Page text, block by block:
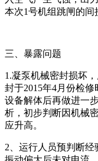
本次1号机组跳闸的间
三、暴露问题
1.凝泵机械密封损坏
封于2015年4月份检
设备解体后再做进一
析，初步判断因机械
应升高。
2、运行人员预判断